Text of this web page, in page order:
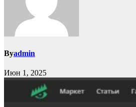
Byadmin
Июн 1, 2025